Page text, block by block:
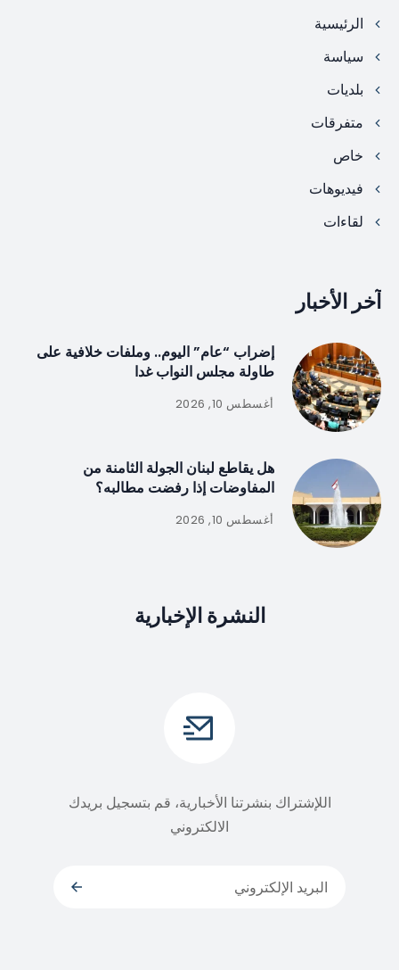
الرئيسية
سياسة
بلديات
متفرقات
خاص
فيديوهات
لقاءات
آخر الأخبار
إضراب “عام” اليوم.. وملفات خلافية على
طاولة مجلس النواب غدا
أغسطس 10, 2026
هل يقاطع لبنان الجولة الثامنة من
المفاوضات إذا رفضت مطالبه؟
أغسطس 10, 2026
النشرة الإخبارية
اللإشتراك بنشرتنا الأخبارية، قم بتسجيل بريدك
الالكتروني